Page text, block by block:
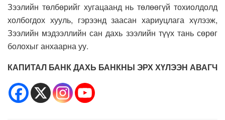
Зээлийн төлбөрийг хугацаанд нь төлөөгүй тохиолдолд
холбогдох хууль, гэрээнд заасан хариуцлага хүлээж,
Зээлийн мэдээллийн сан дахь зээлийн түүх тань сөрөг
болохыг анхаарна уу.
КАПИТАЛ БАНК ДАХЬ БАНКНЫ ЭРХ ХҮЛЭЭН АВАГЧ